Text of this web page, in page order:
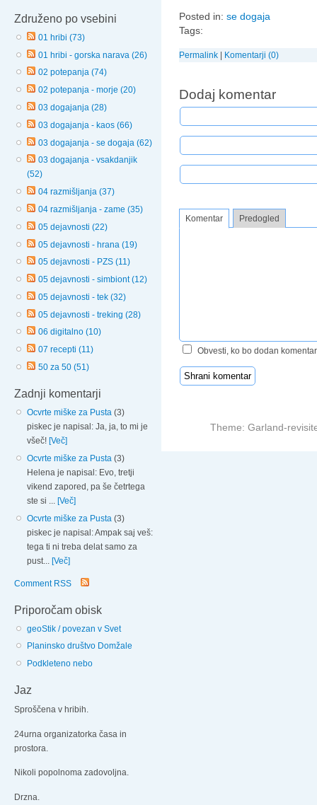
Združeno po vsebini
01 hribi (73)
01 hribi - gorska narava (26)
02 potepanja (74)
02 potepanja - morje (20)
03 dogajanja (28)
03 dogajanja - kaos (66)
03 dogajanja - se dogaja (62)
03 dogajanja - vsakdanjik
(52)
04 razmišljanja (37)
04 razmišljanja - zame (35)
05 dejavnosti (22)
05 dejavnosti - hrana (19)
05 dejavnosti - PZS (11)
05 dejavnosti - simbiont (12)
05 dejavnosti - tek (32)
05 dejavnosti - treking (28)
06 digitalno (10)
07 recepti (11)
50 za 50 (51)
Zadnji komentarji
Ocvrte miške za Pusta (3)
piskec je napisal: Ja, ja, to mi je
všeč! [Več]
Ocvrte miške za Pusta (3)
Helena je napisal: Evo, tretji
vikend zapored, pa še četrtega
ste si ... [Več]
Ocvrte miške za Pusta (3)
piskec je napisal: Ampak saj veš:
tega ti ni treba delat samo za
pust... [Več]
Comment RSS
Priporočam obisk
geoStik / povezan v Svet
Planinsko društvo Domžale
Podkleteno nebo
Jaz
Sproščena v hribih.
24urna organizatorka časa in
prostora.
Nikoli popolnoma zadovoljna.
Drzna.
Posted in: se dogaja
Tags:
Permalink | Komentarji (0)
Dodaj komentar
Komentar Predogled
Obvesti, ko bo dodan komentar
Theme: Garland-